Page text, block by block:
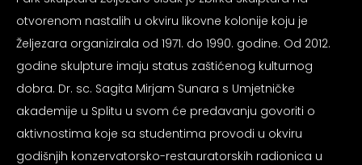
otvorenom nastalih u okviru likovne kolonije koju je
Željezara organizirala od 1971. do 1990. godine. Od 2012.
godine skulpture imaju status zaštićenog kulturnog
dobra. Dr. sc. Sagita Mirjam Sunara s Umjetničke
akademije u Splitu u svom će predavanju govoriti o
aktivnostima koje sa studentima provodi u okviru
godišnjih konzervatorsko-restauratorskih radionica u